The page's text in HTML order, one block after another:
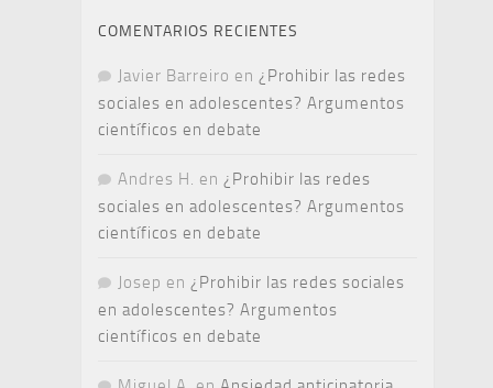
COMENTARIOS RECIENTES
Javier Barreiro en ¿Prohibir las redes
sociales en adolescentes? Argumentos
científicos en debate
Andres H. en ¿Prohibir las redes
sociales en adolescentes? Argumentos
científicos en debate
Josep en ¿Prohibir las redes sociales
en adolescentes? Argumentos
científicos en debate